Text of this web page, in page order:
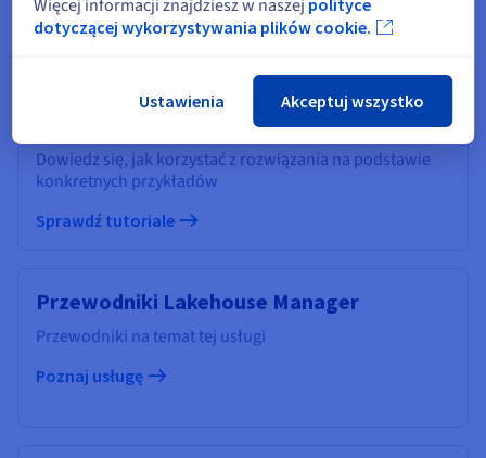
Postępuj zgodnie z instrukcjami
Dowiedz się, jak korzystać z rozwiązania na podstawie
konkretnych przykładów
Sprawdź tutoriale
Przewodniki Lakehouse Manager
Przewodniki na temat tej usługi
Poznaj usługę
Więcej informacji znajdziesz w naszej
dotyczącej wykorzystywania plików cookie.
Ustawienia Akceptuj wszystko